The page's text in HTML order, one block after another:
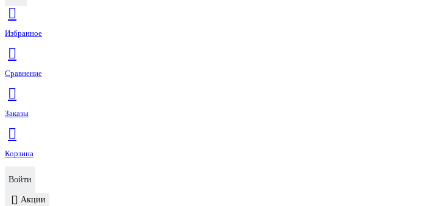
Избранное
Сравнение
Заказы
Корзина
Войти
Акции